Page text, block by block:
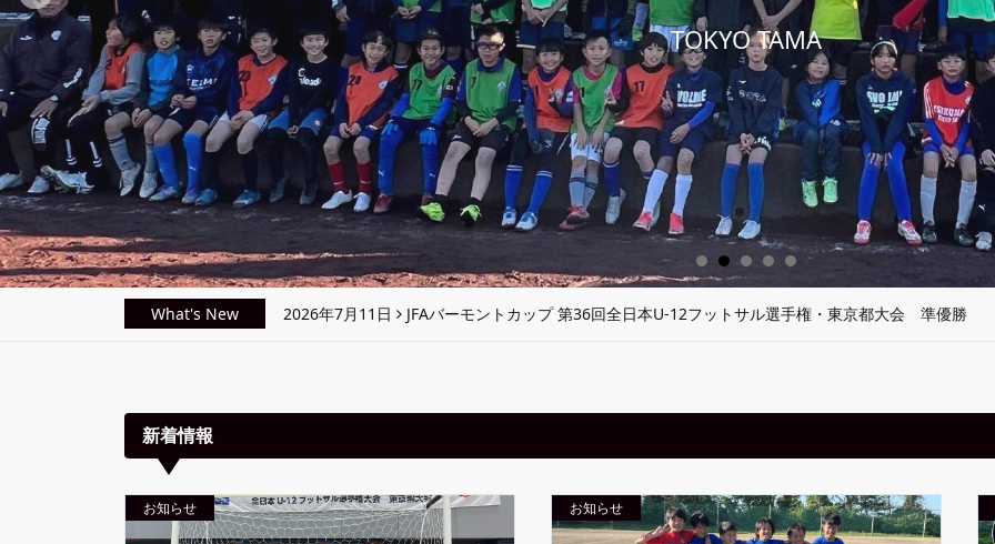
TOKYO TAMA
What's New 2026年5月8日 2026 ハトマーク１１ブロック大会 準優勝
2026年3月19日 2026 鶴牧レジーナ招待 箱根仙石原CUP
2026年7月11日 JFAバーモントカップ 第36回全日本U-12フットサル選手権・東京都大会 準優勝
新着情報
お知らせ お知らせ